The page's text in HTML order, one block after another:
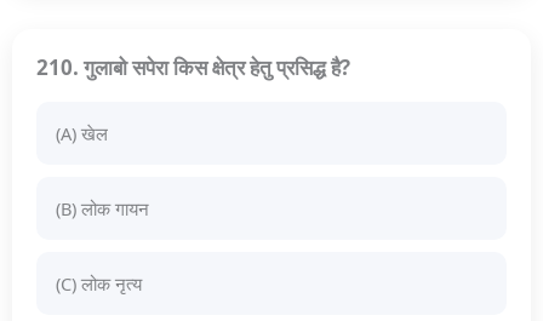
210. गुलाबो सपेरा किस क्षेत्र हेतु प्रसिद्ध है?
(A) खेल
(B) लोक गायन
(C) लोक नृत्य